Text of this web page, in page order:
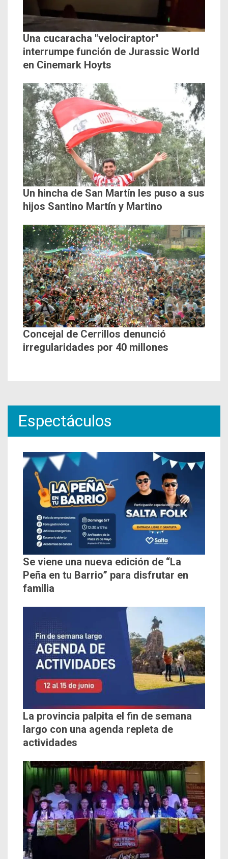
Una cucaracha "velociraptor"
interrumpe función de Jurassic World
en Cinemark Hoyts
Un hincha de San Martín les puso a sus
hijos Santino Martín y Martino
Concejal de Cerrillos denunció
irregularidades por 40 millones
Espectáculos
Se viene una nueva edición de “La
Peña en tu Barrio” para disfrutar en
familia
La provincia palpita el fin de semana
largo con una agenda repleta de
actividades